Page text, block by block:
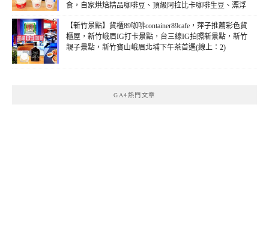
食，自家烘焙精品咖啡豆、頂級阿拉比卡咖啡生豆、漂浮
【新竹景點】貨櫃89咖啡container89cafe，萍子推薦彩色貨
櫃屋，新竹峨眉IG打卡景點，台三線IG拍照新景點，新竹
親子景點，新竹寶山峨眉北埔下午茶首選(線上：2)
GA4熱門文章